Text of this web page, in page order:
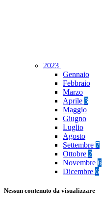
2023
Gennaio
Febbraio
Marzo
Aprile 3
Maggio
Giugno
Luglio
Agosto
Settembre 7
Ottobre 2
Novembre 6
Dicembre 6
Nessun contenuto da visualizzare